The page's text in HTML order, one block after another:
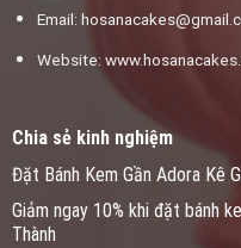
Email:
Website:
Chia sẻ kinh nghiệm
Đặt Bánh Kem Gần Adora Kê
Giảm ngay 10% khi đặt bánh
Thành